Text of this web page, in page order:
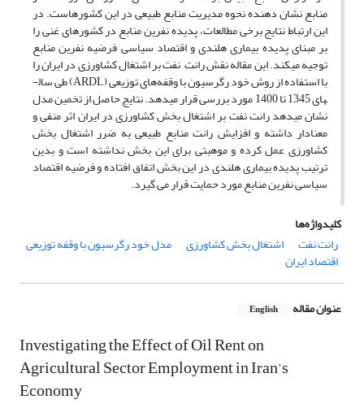
منابع نشان دهنده نحوه مدیریت منابع طبیعی در این کشورهاست. در
این ارتباط نتایج برخی مطالعات، پدیده نفرین منابع در کشورهای غنی را
بر مبنای پدیده بیماری هلندی و اقتصاد سیاسی فرضیه نفرین منابع
توجیه می­کند. این مقاله نقش رانت نفت بر اشتغال کشاورزی در ایران را
با استفاده از روش خود رگرسیون با وقفه‌های توزیعی (ARDL) طی سال­
های 1345 تا 1400 مورد بررسی قرار می­دهد. نتایج حاصل از تخمین مدل
نشان می­دهد رانت نفت بر اشتغال بخش کشاورزی در ایران اثر منفی و
معنادار داشته و افزایش رانت منابع طبیعی به ضرر اشتغال بخش
کشاورزی عمل کرده و موهبتی برای این بخش نداشته است و بدین
ترتیب پدیده بیماری هلندی در این بخش اتفاق افتاده و فرضیه اقتصاد
سیاسی نفرین منابع مورد حمایت قرار می گیرد.
کلیدواژه‌ها
رانت نفت
اشتغال بخش کشاورزی مدل خود رگرسیون با وقفه توزیعی
اقتصاد ایران
عنوان مقاله English
Investigating the Effect of Oil Rent on
Agricultural Sector Employment in Iran’s
Economy